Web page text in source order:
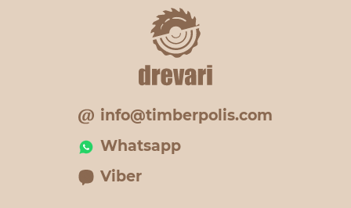
info@timberpolis.com
Whatsapp
Viber